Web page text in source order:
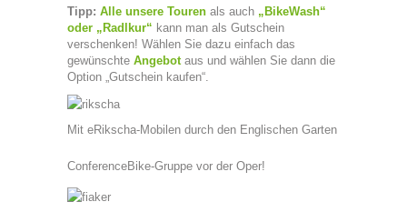
Tipp: Alle unsere Touren als auch „BikeWash“
oder „Radlkur“ kann man als Gutschein
verschenken! Wählen Sie dazu einfach das
gewünschte Angebotaus und wählen Sie dann die
Option „Gutschein kaufen“.
Mit eRikscha-Mobilen durch den Englischen Garten
ConferenceBike-Gruppe vor der Oper!